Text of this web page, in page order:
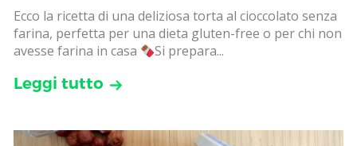
Ecco la ricetta di una deliziosa torta al cioccolato senza
farina, perfetta per una dieta gluten-free o per chi non
avesse farina in casa
Si prepara...
Leggi tutto